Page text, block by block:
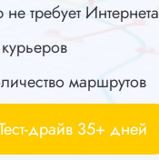
не требует Интернета
маршрутов
драйв 35+ дней